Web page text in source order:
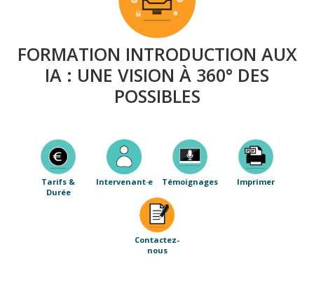
FORMATION INTRODUCTION AUX
IA : UNE VISION À 360° DES
POSSIBLES
Tarifs &
Durée
Intervenant·e Témoignages Imprimer
Contactez-
nous